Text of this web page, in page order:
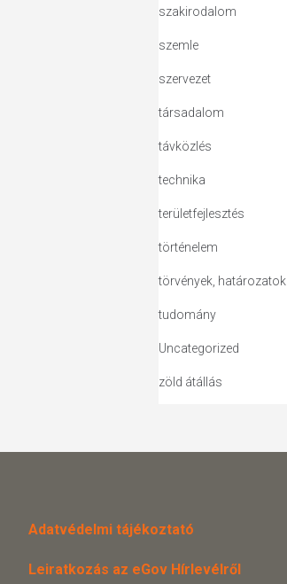
szakirodalom
szemle
szervezet
társadalom
távközlés
technika
területfejlesztés
történelem
törvények, határozatok
tudomány
Uncategorized
zöld átállás
Adatvédelmi tájékoztató
Leiratkozás az eGov Hírlevélről